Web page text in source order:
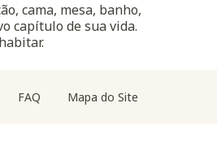
cama, mesa, banho,
capítulo de sua vida.
FAQ Mapa do Site